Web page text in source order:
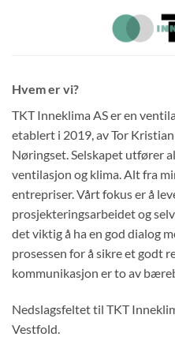
Hvem er vi?
TKT Inneklima AS er en
etablert i 2019, av Tor
Nøringset. Selskapet utfører
ventilasjon og klima. Alt fra
entrepriser. Vårt fokus er å
prosjekteringsarbeidet og
det viktig å ha en god dialog
prosessen for å sikre et godt
kommunikasjon er to av
Nedslagsfeltet til TKT
Vestfold.